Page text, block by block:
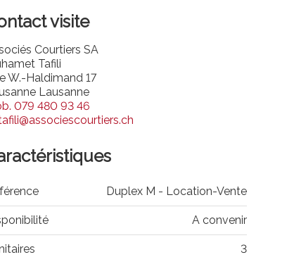
visite
Courtiers SA
Tafili
W.-Haldimand 17
Lausanne
079 480 93 46
Duplex M - Location-Vente
A convenir
3